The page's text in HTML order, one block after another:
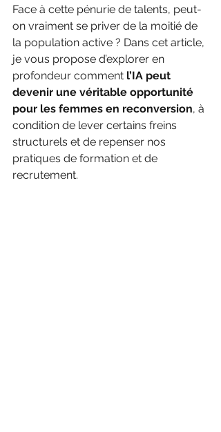
Face à cette pénurie de talents, peut-
on vraiment se priver de la moitié de
la population active ? Dans cet article,
je vous propose d’explorer en
profondeur comment l’IA peut
devenir une véritable opportunité
pour les femmes en reconversion, à
condition de lever certains freins
structurels et de repenser nos
pratiques de formation et de
recrutement.